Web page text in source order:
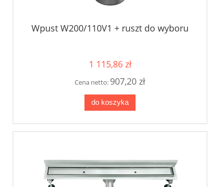
Wpust W200/110V1 + ruszt do wyboru
1 115,86 zł
Cena netto: 907,20 zł
do koszyka